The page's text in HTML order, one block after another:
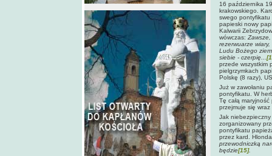
16 października
krakowskiego.
swego pontyfikatu
papieski nowy
Kalwarii
wówczas: Zawsze,
rezerwuarze
Ludu Bożego
siebie - czerpię...
przede wszystkim
pielgrzymkach
Polskę (8 razy),
Już w zawołaniu
pontyfikatu. W
Tę całą
przejmuje się
Jak
zorganizowany
pontyfikatu
przez kard.
przewodniczką
będzie[15].